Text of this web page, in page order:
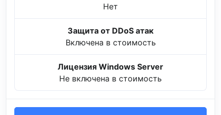
Нет
Защита от DDoS атак
Включена в стоимость
Лицензия Windows Server
Не включена в стоимость